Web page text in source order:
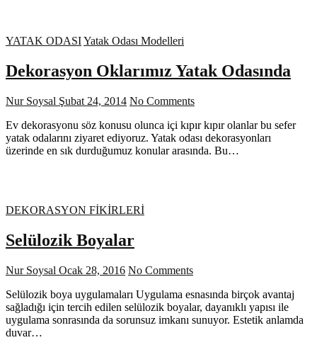
YATAK ODASIYatak Odası Modelleri
Dekorasyon Oklarımız Yatak Odasında
Nur Soysal Şubat 24, 2014 No Comments
Ev dekorasyonu söz konusu olunca içi kıpır kıpır olanlar bu sefer
yatak odalarını ziyaret ediyoruz. Yatak odası dekorasyonları
üzerinde en sık durduğumuz konular arasında. Bu…
DEKORASYON FİKİRLERİ
Selülozik Boyalar
Nur Soysal Ocak 28, 2016 No Comments
Selülozik boya uygulamaları Uygulama esnasında birçok avantaj
sağladığı için tercih edilen selülozik boyalar, dayanıklı yapısı ile
uygulama sonrasında da sorunsuz imkanı sunuyor. Estetik anlamda
duvar…